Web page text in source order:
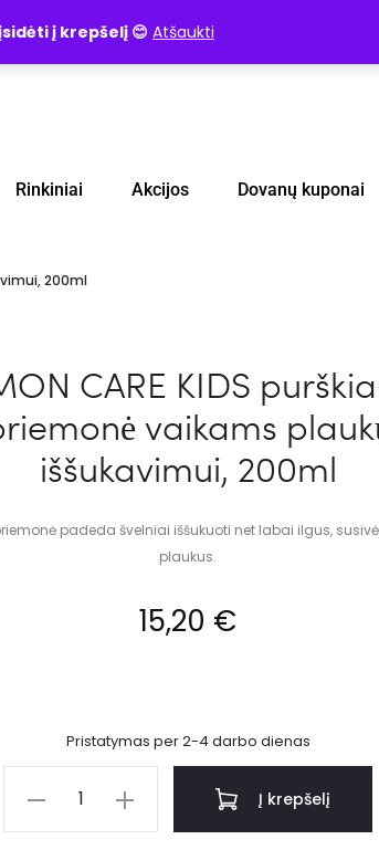
į krepšelį 😊 Atšaukti
Rinkiniai Akcijos Dovanų kuponai
200ml
CARE KIDS
vaikams
iššukavimui, 200ml
padeda švelniai iššukuoti net labai ilgus,
plaukus.
15,20 €
Pristatymas per 2-4 darbo dienas
Į krepšelį